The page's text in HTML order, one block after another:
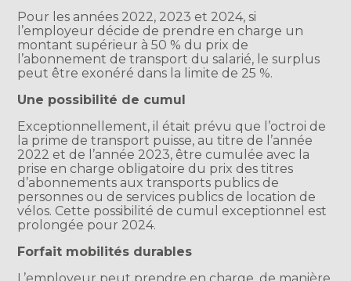
Pour les années 2022, 2023 et 2024, si
l’employeur décide de prendre en charge un
montant supérieur à 50 % du prix de
l’abonnement de transport du salarié, le surplus
peut être exonéré dans la limite de 25 %.
Une possibilité de cumul
Exceptionnellement, il était prévu que l’octroi de
la prime de transport puisse, au titre de l’année
2022 et de l’année 2023, être cumulée avec la
prise en charge obligatoire du prix des titres
d’abonnements aux transports publics de
personnes ou de services publics de location de
vélos. Cette possibilité de cumul exceptionnel est
prolongée pour 2024.
Forfait mobilités durables
L’employeur peut prendre en charge, de manière